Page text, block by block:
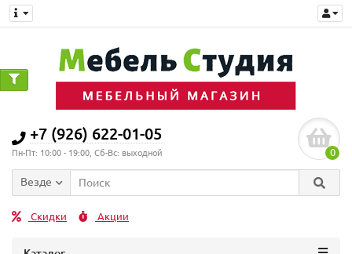
+7 (926) 622-01-05
Пн-Пт: 10:00 - 19:00, Сб-Вс: выходной 0
Везде
Скидки Акции